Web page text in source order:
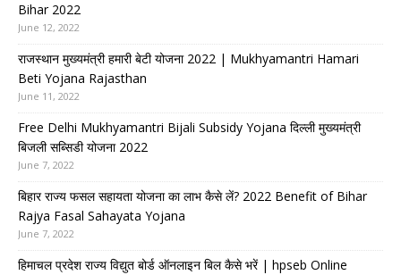
Bihar 2022
June 12, 2022
राजस्थान मुख्यमंत्री हमारी बेटी योजना 2022 | Mukhyamantri Hamari
Beti Yojana Rajasthan
June 11, 2022
Free Delhi Mukhyamantri Bijali Subsidy Yojana दिल्ली मुख्यमंत्री
बिजली सब्सिडी योजना 2022
June 7, 2022
बिहार राज्य फसल सहायता योजना का लाभ कैसे लें? 2022 Benefit of Bihar
Rajya Fasal Sahayata Yojana
June 7, 2022
हिमाचल प्रदेश राज्य विद्युत बोर्ड ऑनलाइन बिल कैसे भरें | hpseb Online